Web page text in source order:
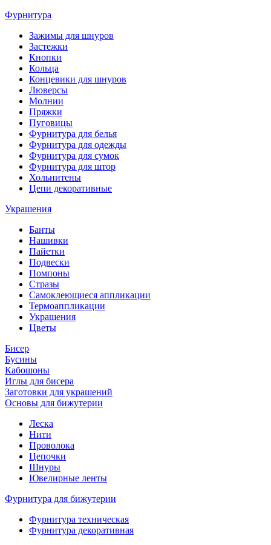
Фурнитура
Зажимы для шнуров
Застежки
Кнопки
Кольца
Концевики для шнуров
Люверсы
Молнии
Пряжки
Пуговицы
Фурнитура для белья
Фурнитура для одежды
Фурнитура для сумок
Фурнитура для штор
Хольнитены
Цепи декоративные
Украшения
Банты
Нашивки
Пайетки
Подвески
Помпоны
Стразы
Самоклеющиеся аппликации
Термоаппликации
Украшения
Цветы
Бисер
Бусины
Кабошоны
Иглы для бисера
Заготовки для украшений
Основы для бижутерии
Леска
Нити
Проволока
Цепочки
Шнуры
Ювелирные ленты
Фурнитура для бижутерии
Фурнитура техническая
Фурнитура декоративная